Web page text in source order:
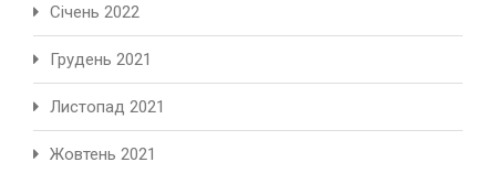
Січень 2022
Грудень 2021
Листопад 2021
Жовтень 2021